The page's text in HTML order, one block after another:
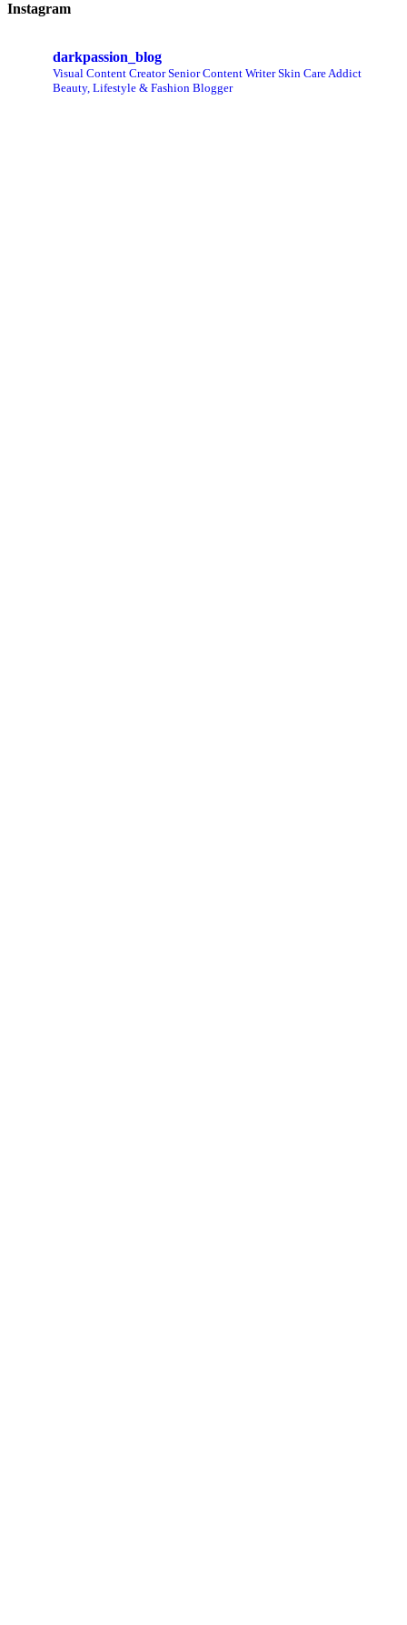
Instagram
darkpassion_blog
Visual Content CreatorSenior Content WriterSkin Care Addict
Beauty, Lifestyle & Fashion Blogger